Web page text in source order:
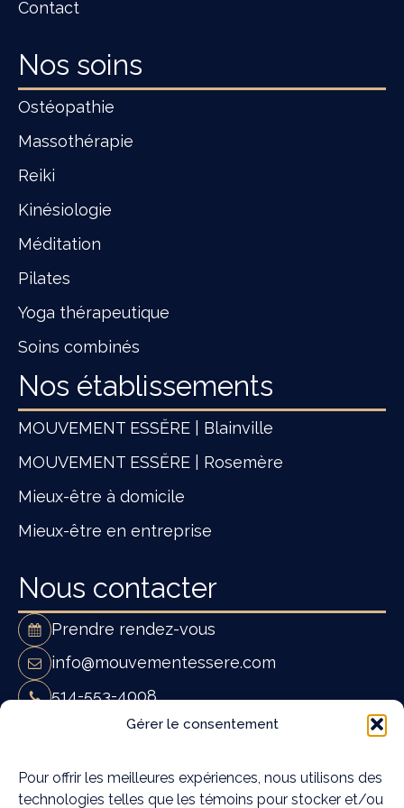
Gérer le consentement
Pour offrir les meilleures expériences, nous utilisons des
technologies telles que les témoins pour stocker et/ou
Contact
Nos soins
Ostéopathie
Massothérapie
Reiki
Kinésiologie
Méditation
Pilates
Yoga thérapeutique
Soins combinés
Nos établissements
MOUVEMENT ESSĔRE | Blainville
MOUVEMENT ESSĔRE | Rosemère
Mieux-être à domicile
Mieux-être en entreprise
Nous contacter
Prendre rendez-vous
info@mouvementessere.com
514-553-4008
Mouvement Essĕre - Ostéopathie et
19A Rue Françoise Loranger,
Blainville, QC J7C 4W6